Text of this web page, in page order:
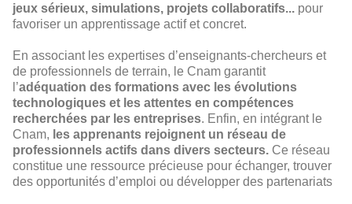
jeux sérieux, simulations, projets collaboratifs... pour
favoriser un apprentissage actif et concret.
En associant les expertises d’enseignants-chercheurs et
de professionnels de terrain, le Cnam garantit
l’adéquation des formations avec les évolutions
technologiques et les attentes en compétences
recherchées par les entreprises. Enfin, en intégrant le
Cnam, les apprenants rejoignent un réseau de
professionnels actifs dans divers secteurs. Ce réseau
constitue une ressource précieuse pour échanger, trouver
des opportunités d’emploi ou développer des partenariats